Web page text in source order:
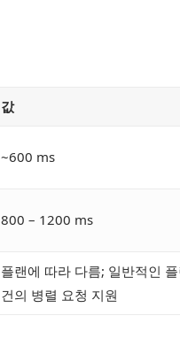
값
~600 ms
800 – 1200 ms
플랜에 따라 다름; 일반적인
건의 병렬 요청 지원